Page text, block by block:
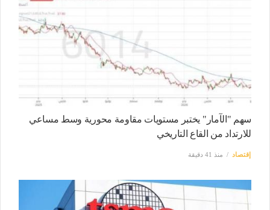
سهم "الآمار" يختبر مستويات مقاومة محورية وسط مساعي
للارتداد من القاع التاريخي
إقتصاد منذ 41 دقيقة